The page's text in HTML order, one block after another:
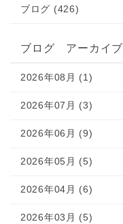
ブログ (426)
ブログ アーカイブ
2026年08月 (1)
2026年07月 (3)
2026年06月 (9)
2026年05月 (5)
2026年04月 (6)
2026年03月 (5)